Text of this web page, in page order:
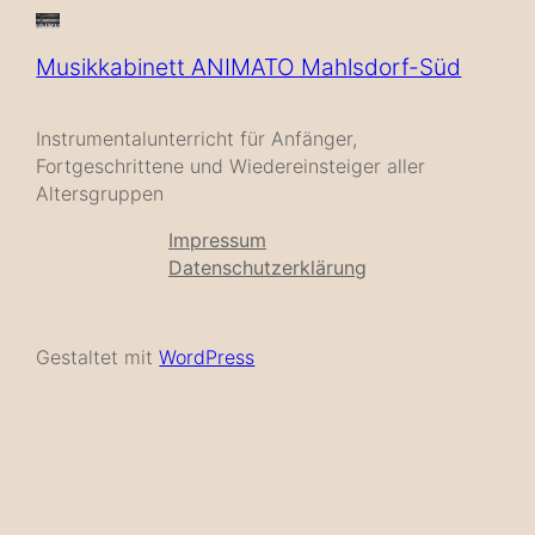
Musikkabinett ANIMATO Mahlsdorf-Süd
Instrumentalunterricht für Anfänger,
Fortgeschrittene und Wiedereinsteiger aller
Altersgruppen
Impressum
Datenschutzerklärung
Gestaltet mitWordPress